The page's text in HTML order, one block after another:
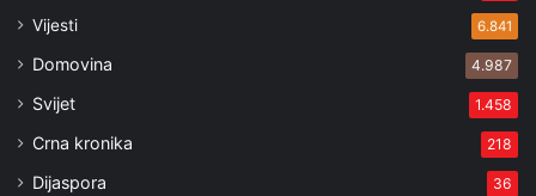
Vijesti 6.841
Domovina 4.987
Svijet 1.458
Crna kronika 218
Dijaspora 36